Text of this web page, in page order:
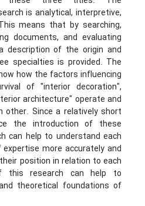
is analytical, interpretive,
means that by searching,
documents, and evaluating
description of the origin and
specialties is provided. The
how the factors influencing
of "interior decoration",
architecture" operate and
Since a relatively short
the introduction of these
can help to understand each
more accurately and
position in relation to each
this research can help to
theoretical foundations of